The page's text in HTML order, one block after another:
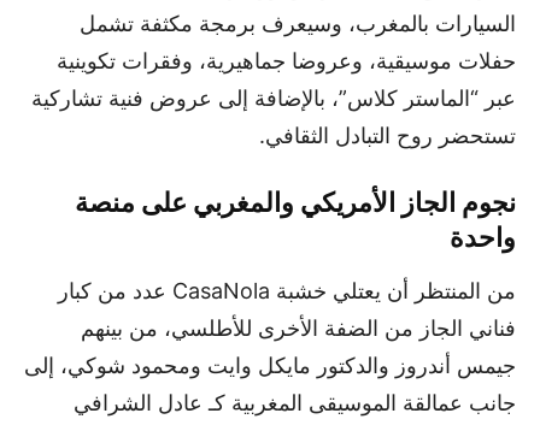
السيارات بالمغرب، وسيعرف برمجة مكثفة تشمل
حفلات موسيقية، وعروضا جماهيرية، وفقرات تكوينية
عبر “الماستر كلاس”، بالإضافة إلى عروض فنية تشاركية
تستحضر روح التبادل الثقافي.
نجوم الجاز الأمريكي والمغربي على منصة
واحدة
من المنتظر أن يعتلي خشبة CasaNola عدد من كبار
فناني الجاز من الضفة الأخرى للأطلسي، من بينهم
جيمس أندروز والدكتور مايكل وايت ومحمود شوكي، إلى
جانب عمالقة الموسيقى المغربية كـ عادل الشرافي